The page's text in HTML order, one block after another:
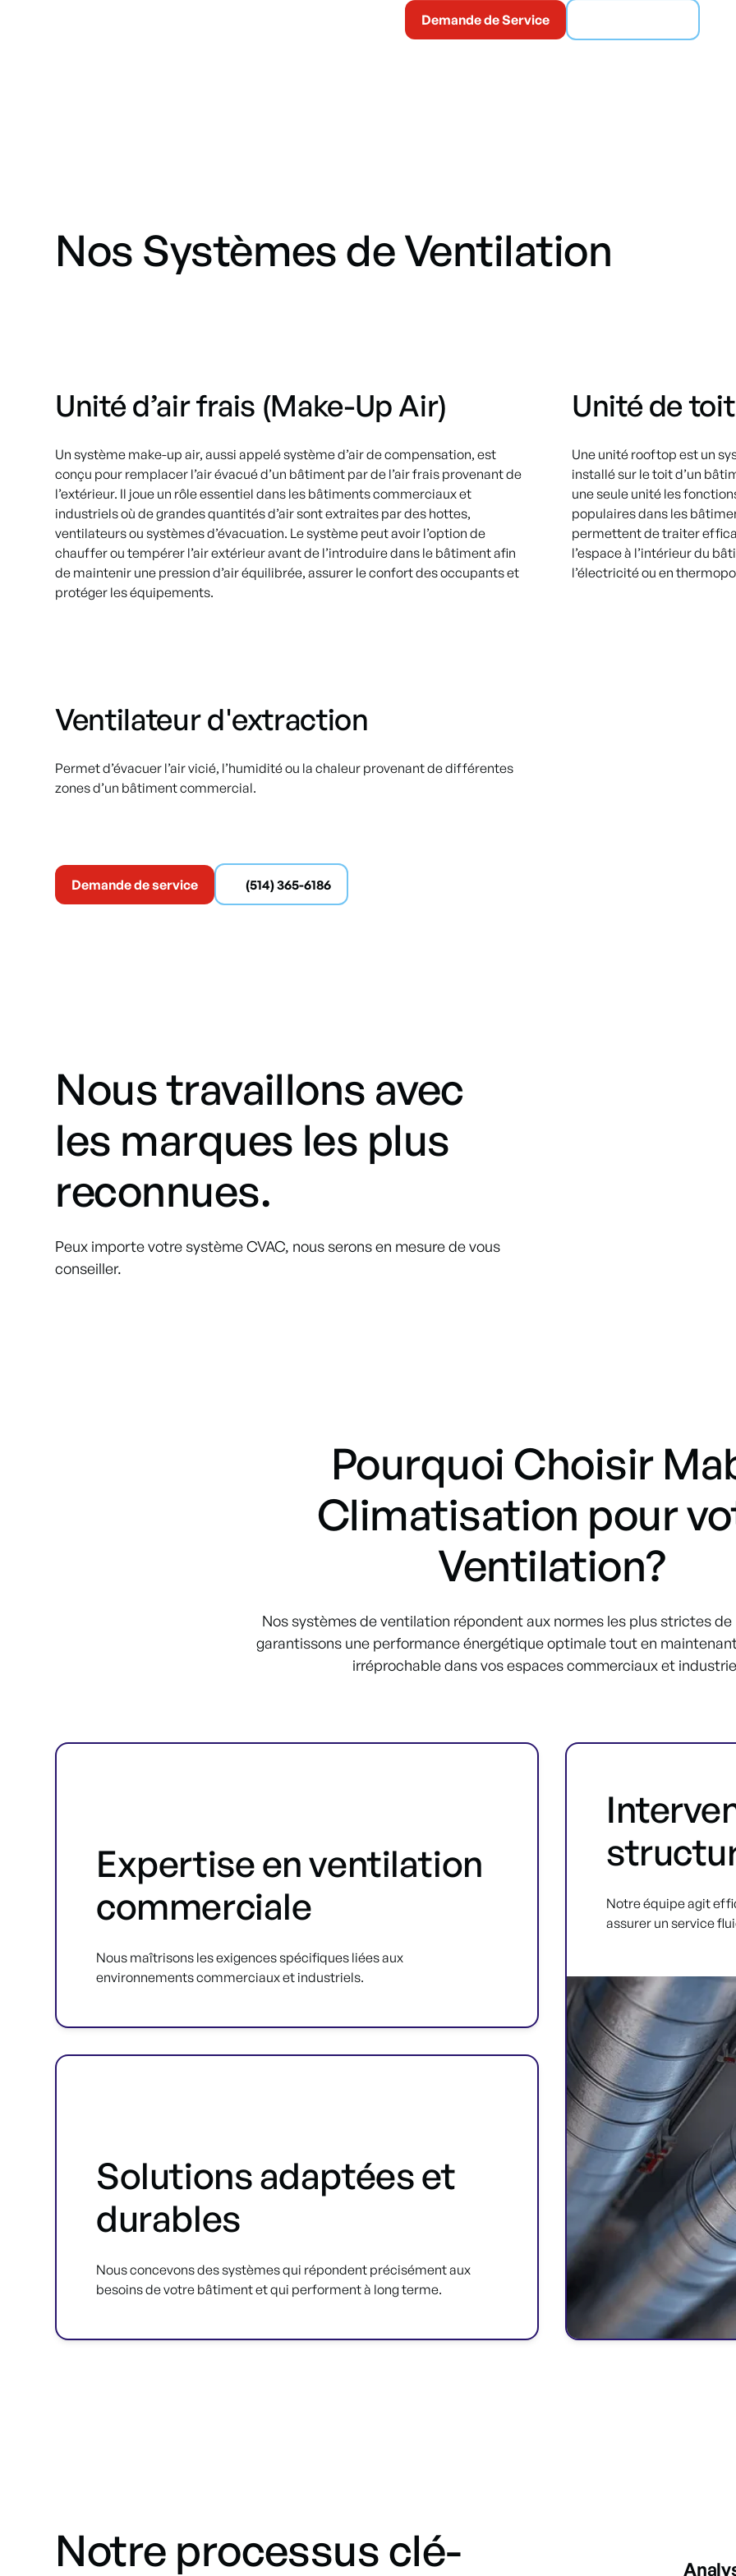
Demande de Service
Nos Systèmes de Ventilation
Unité d’air frais (Make-Up Air)
Un système make-up air, aussi appelé système d’air de compensation, est
conçu pour remplacer l’air évacué d’un bâtiment par de l’air frais provenant de
l’extérieur. Il joue un rôle essentiel dans les bâtiments commerciaux et
industriels où de grandes quantités d’air sont extraites par des hottes,
ventilateurs ou systèmes d’évacuation. Le système peut avoir l’option de
chauffer ou tempérer l’air extérieur avant de l’introduire dans le bâtiment afin
de maintenir une pression d’air équilibrée, assurer le confort des occupants et
protéger les équipements.
Unité de
Une unité rooftop est un
installé sur le toit d’un
une seule unité les
populaires dans les
permettent de traiter
l’espace à l’intérieur du
l’électricité ou en
Ventilateur d'extraction
Permet d’évacuer l’air vicié, l’humidité ou la chaleur provenant de différentes
zones d’un bâtiment commercial.
Demande de service (514) 365-6186
Nous travaillons avec
les marques les plus
reconnues.
Peux importe votre système CVAC, nous serons en mesure de vous
conseiller.
Pourquoi Choisir
Climatisation pour
Ventilation?
Nos systèmes de ventilation répondent aux normes les plus strictes
garantissons une performance énergétique optimale tout en
irréprochable dans vos espaces commerciaux et
Expertise en ventilation
commerciale
Nous maîtrisons les exigences spécifiques liées aux
environnements commerciaux et industriels.
Solutions adaptées et
durables
Nous concevons des systèmes qui répondent précisément aux
besoins de votre bâtiment et qui performent à long terme.
Notre équipe agit
assurer un service
Notre processus clé-